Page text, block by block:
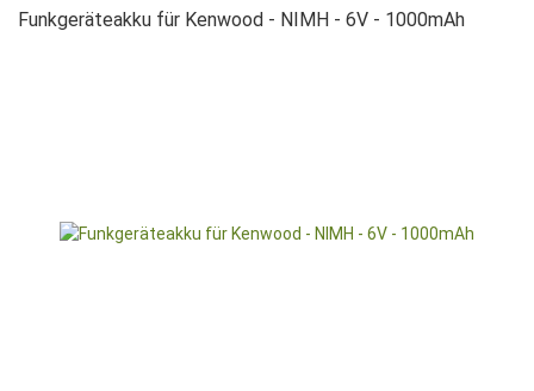
Funkgeräteakku für Kenwood - NIMH - 6V - 1000mAh